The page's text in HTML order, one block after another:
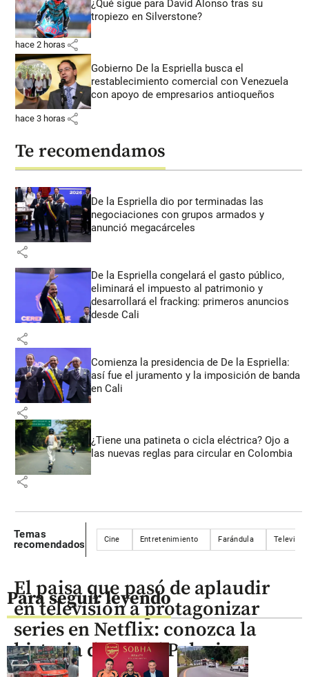
¿Qué sigue para David Alonso tras su
tropiezo en Silverstone?
hace 2 horas share
Gobierno De la Espriella busca el
restablecimiento comercial con Venezuela
con apoyo de empresarios antioqueños
hace 3 horas share
Te recomendamos
De la Espriella dio por terminadas las
negociaciones con grupos armados y
anunció megacárceles
share
De la Espriella congelará el gasto público,
eliminará el impuesto al patrimonio y
desarrollará el fracking: primeros anuncios
desde Cali
share
Comienza la presidencia de De la Espriella:
así fue el juramento y la imposición de banda
en Cali
share
¿Tiene una patineta o cicla eléctrica? Ojo a
las nuevas reglas para circular en Colombia
share
Temas
recomendados
Cine Entretenimiento Farándula
Para seguir leyendo
El paisa que pasó de aplaudir
en televisión a protagonizar
series en Netflix: conozca la
historia de David Palacio